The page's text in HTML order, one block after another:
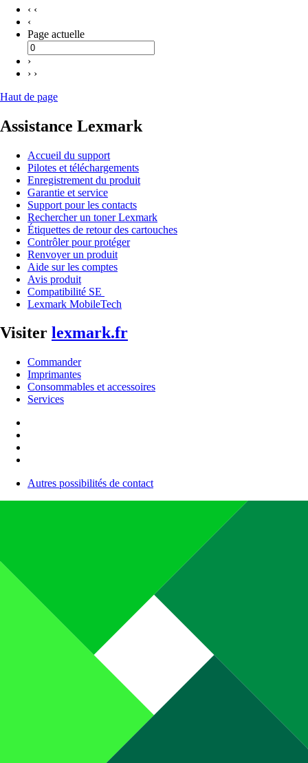
‹ ‹
‹
Page actuelle
›
› ›
Haut de page
Assistance Lexmark
Accueil du support
Pilotes et téléchargements
Enregistrement du produit
Garantie et service
Support pour les contacts
Rechercher un toner Lexmark
Étiquettes de retour des cartouches
Contrôler pour protéger
Renvoyer un produit
Aide sur les comptes
Avis produit
Compatibilité SE
Lexmark MobileTech
Visiter lexmark.fr
Commander
Imprimantes
Consommables et accessoires
Services
Autres possibilités de contact